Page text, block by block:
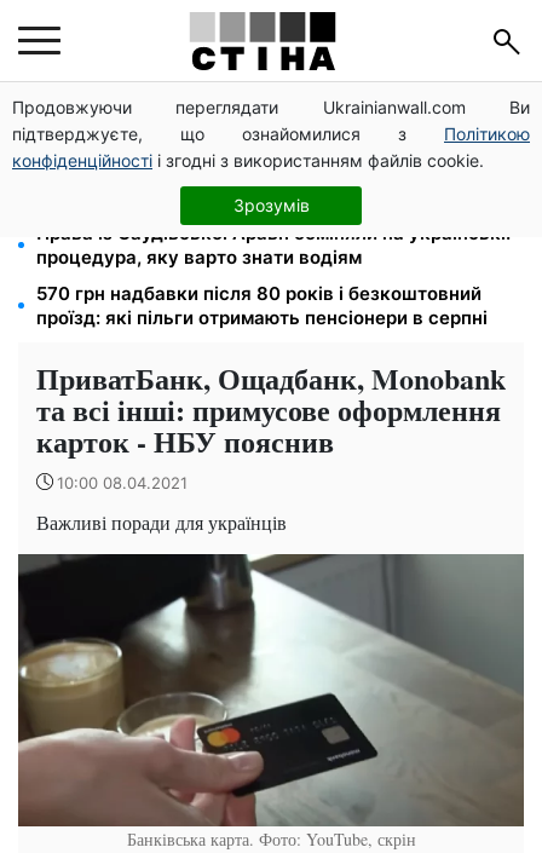
Продовжуючи переглядати Ukrainianwall.com Ви
підтверджуєте, що ознайомилися з Політикою
конфіденційності і згодні з використанням файлів cookie.
Зрозумів
Тарифи на воду злетіли до 91,24 грн/куб, газ може
сягнути 15 грн: комунальні ціни в серпні
Субсидії скасують, пільги на комуналку відкличуть:
ПФУ перевіряє доходи пенсіонерів у серпні
Права із Саудівської Аравії обміняли на українські:
процедура, яку варто знати водіям
570 грн надбавки після 80 років і безкоштовний
проїзд: які пільги отримають пенсіонери в серпні
ПриватБанк, Ощадбанк, Monobank
та всі інші: примусове оформлення
карток - НБУ пояснив
10:00 08.04.2021
Важливі поради для українців
Банківська карта. Фото: YouTube, скрін